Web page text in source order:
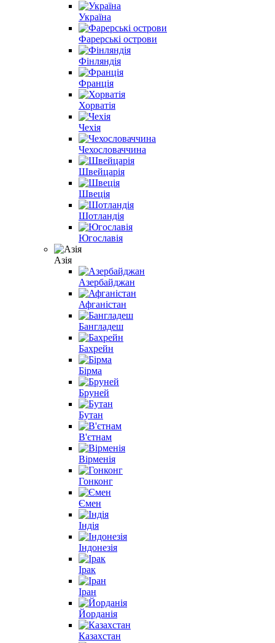
Україна
Фарерські острови
Фінляндія
Франція
Хорватія
Чехія
Чехословаччина
Швейцарія
Швеція
Шотландія
Югославія
Азія
Азербайджан
Афганістан
Бангладеш
Бахрейн
Бірма
Бруней
Бутан
В'єтнам
Вірменія
Гонконг
Ємен
Індія
Індонезія
Ірак
Іран
Йорданія
Казахстан